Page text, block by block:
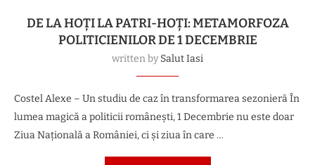
DE LA HOȚI LA PATRI-HOȚI: METAMORFOZA
POLITICIENILOR DE 1 DECEMBRIE
written bySalut Iasi
Costel Alexe – Un studiu de caz în transformarea sezonieră În
lumea magică a politicii românești, 1 Decembrie nu este doar
Ziua Națională a României, ci și ziua în care …